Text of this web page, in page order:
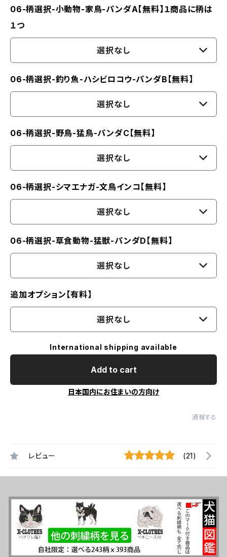
06-柄選択-小動物-家鳥-パンダA【無料】１商品に柄は
１つ
選択なし
06-柄選択-釣り魚-ハシビロコウ-パンダB【無料】
選択なし
06-柄選択-野鳥-猛鳥-パンダC【無料】
選択なし
06-柄選択-シマエナガ-文鳥インコ【無料】
選択なし
06-柄選択-草食動物-猛獣-パンダD【無料】
選択なし
追加オプション【有料】
選択なし
International shipping available
Add to cart
日本国内にお住まいの方向け
通報する
レビュー (21)